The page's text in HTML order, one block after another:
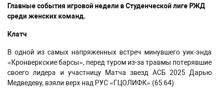
Главные события игровой недели в Студенческой лиге РЖД
среди женских команд.
Клатч
В одной из самых напряженных встреч минувшего уик-энда
«Кронверкские барсы», перед туром из-за травмы потерявшие
своего лидера и участницу Матча звезд АСБ 2025 Дарью
Медведеву, взяли верх над РУС «ГЦОЛИФК» (65:64).